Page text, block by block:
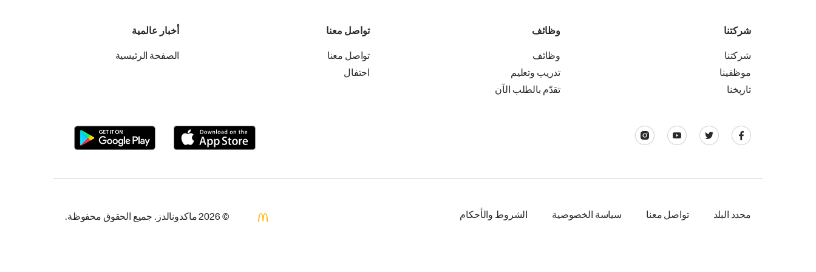
شركتنا
شركتنا
موظفينا
تاريخنا
وظائف
وظائف
تدريب وتعليم
تقدّم بالطلب الآن
تواصل معنا
تواصل معنا
احتفال
أخبار عالمية
الصفحة الرئيسية
محدد البلد تواصل معنا سياسة الخصوصية الشروط والأحكام © 2026 ماكدونالدز. جميع الحقوق محفوظة.